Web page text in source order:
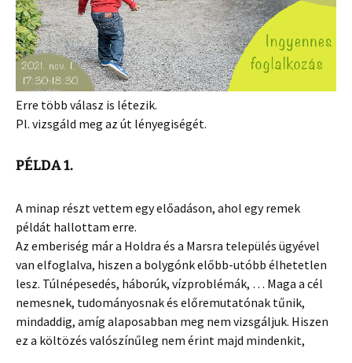
Erre több válasz is létezik.
Pl. vizsgáld meg az út lényegiségét.
PÉLDA 1.
A minap részt vettem egy előadáson, ahol egy remek
példát hallottam erre.
Az emberiség már a Holdra és a Marsra település ügyével
van elfoglalva, hiszen a bolygónk előbb-utóbb élhetetlen
lesz. Túlnépesedés, háborúk, vízproblémák, … Maga a cél
nemesnek, tudományosnak és előremutatónak tűnik,
mindaddig, amíg alaposabban meg nem vizsgáljuk. Hiszen
ez a költözés valószínűleg nem érint majd mindenkit,